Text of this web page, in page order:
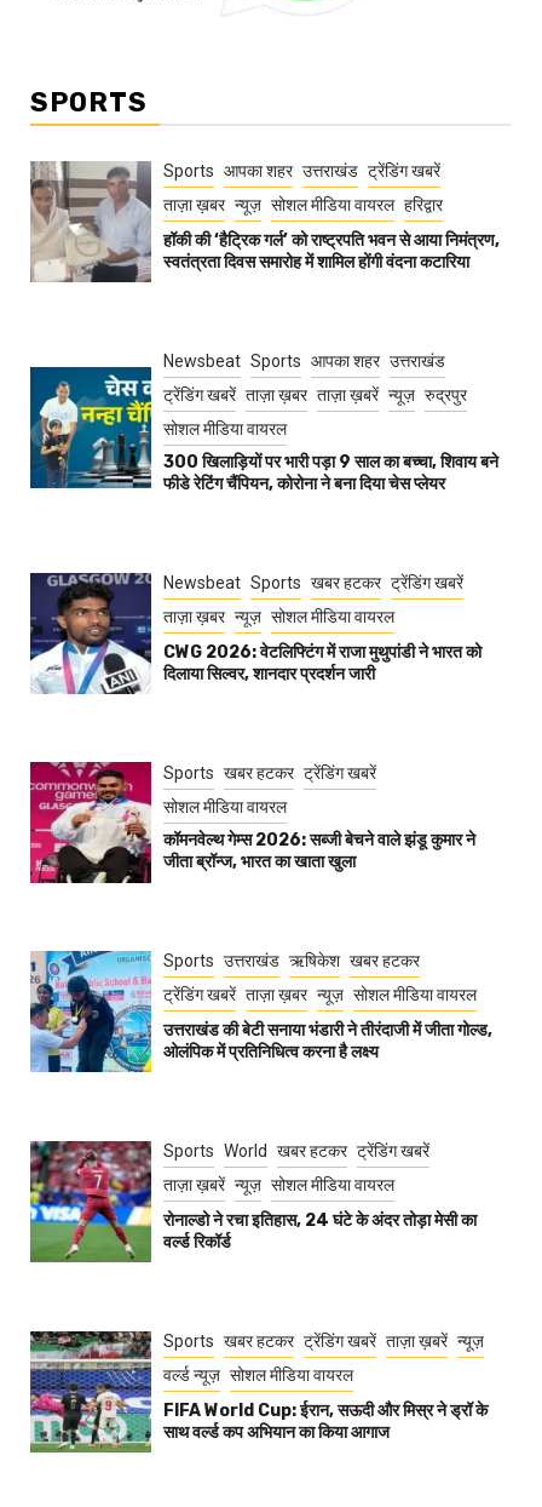
SPORTS
Sports आपका शहर उत्तराखंड ट्रेंडिंग खबरें
ताज़ा ख़बर न्यूज़ सोशल मीडिया वायरल हरिद्वार
हॉकी की ‘हैट्रिक गर्ल’ को राष्ट्रपति भवन से आया निमंत्रण,
स्वतंत्रता दिवस समारोह में शामिल होंगी वंदना कटारिया
Newsbeat Sports आपका शहर उत्तराखंड
ट्रेंडिंग खबरें ताज़ा ख़बर ताज़ा ख़बरें न्यूज़ रुद्रपुर
सोशल मीडिया वायरल
300 खिलाड़ियों पर भारी पड़ा 9 साल का बच्चा, शिवाय बने
फीडे रेटिंग चैंपियन, कोरोना ने बना दिया चेस प्लेयर
Newsbeat Sports खबर हटकर ट्रेंडिंग खबरें
ताज़ा ख़बर न्यूज़ सोशल मीडिया वायरल
CWG 2026: वेटलिफ्टिंग में राजा मुथुपांडी ने भारत को
दिलाया सिल्वर, शानदार प्रदर्शन जारी
Sports खबर हटकर ट्रेंडिंग खबरें
सोशल मीडिया वायरल
कॉमनवेल्थ गेम्स 2026: सब्जी बेचने वाले झंडू कुमार ने
जीता ब्रॉन्ज, भारत का खाता खुला
Sports उत्तराखंड ऋषिकेश खबर हटकर
ट्रेंडिंग खबरें ताज़ा ख़बर न्यूज़ सोशल मीडिया वायरल
उत्तराखंड की बेटी सनाया भंडारी ने तीरंदाजी में जीता गोल्ड,
ओलंपिक में प्रतिनिधित्व करना है लक्ष्य
Sports World खबर हटकर ट्रेंडिंग खबरें
ताज़ा ख़बरें न्यूज़ सोशल मीडिया वायरल
रोनाल्डो ने रचा इतिहास, 24 घंटे के अंदर तोड़ा मेसी का
वर्ल्ड रिकॉर्ड
Sports खबर हटकर ट्रेंडिंग खबरें ताज़ा ख़बरें न्यूज़
वर्ल्ड न्यूज़ सोशल मीडिया वायरल
FIFA World Cup: ईरान, सऊदी और मिस्र ने ड्रॉ के
साथ वर्ल्ड कप अभियान का किया आगाज